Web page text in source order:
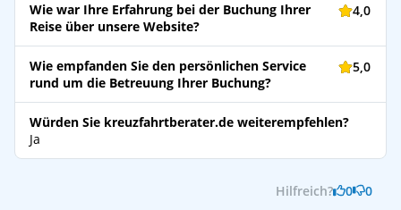
Wie war Ihre Erfahrung bei der Buchung Ihrer
Reise über unsere Website?
4,0
Wie empfanden Sie den persönlichen Service
rund um die Betreuung Ihrer Buchung?
5,0
Würden Sie kreuzfahrtberater.de weiterempfehlen?
Ja
Hilfreich? 0 0